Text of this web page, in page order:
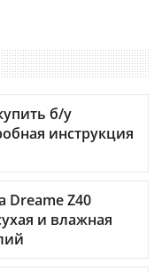
б/у
инструкция
Dreame Z40
и влажная